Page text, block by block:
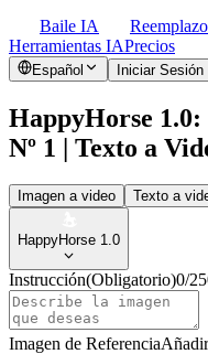
Baile IA
Herramientas IAPrecios
Español Iniciar Sesión
HappyHorse
Nº 1 | Texto a
Imagen a video Texto a
HappyHorse 1.0
Instrucción(Obligatorio)0/
Imagen de Referencia